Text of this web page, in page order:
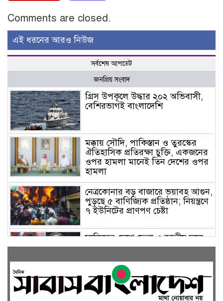
Comments are closed.
এই ধরনের আরও নিউজ
সর্বশেষ আপডেট
জনপ্রিয় সংবাদ
গ্রিস উপকূলে উদ্ধার ২০২ অভিবাসী,
বেশিরভাগই বাংলাদেশি
মক্কায় সৌদি, পাকিস্তান ও তুরস্কের
ঐতিহাসিক প্রতিরক্ষা চুক্তি, একজনের
ওপর হামলা মানেই তিন দেশের ওপর
হামলা
নেত্রকোনার বড় বাজারে ভয়াবহ আগুন,
পুড়ছে ৫ বাণিজ্যিক প্রতিষ্ঠান; নিয়ন্ত্রণে
৭ ইউনিটের প্রাণপণ চেষ্টা
সাকিবের দেশে ফেরা ও জাতীয় দলে
ফেরার সম্ভাবনা নেই, ইঙ্গিত ক্রীড়া
ফেসবুকে যুক্ত হলো বিকাশ, সহজ
হলো ডিজিটাল পেমেন্ট